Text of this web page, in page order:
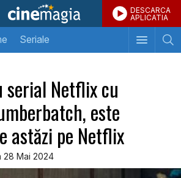
DESCARCA
APLICATIA
Seriale
serial Netflix cu
este
astăzi pe Netflix
28 Mai 2024